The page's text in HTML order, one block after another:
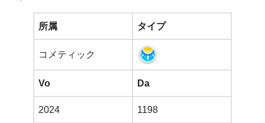
所属 タイプ
コメティック
Vo Da
2024 1198